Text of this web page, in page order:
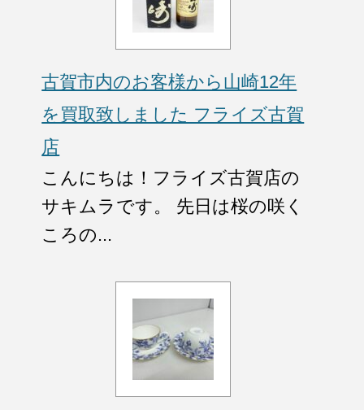
古賀市内のお客様から山崎12年
を買取致しました フライズ古賀
店
こんにちは！フライズ古賀店の
サキムラです。 先日は桜の咲く
ころの...